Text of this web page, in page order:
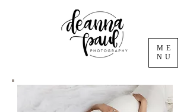
ME
NU